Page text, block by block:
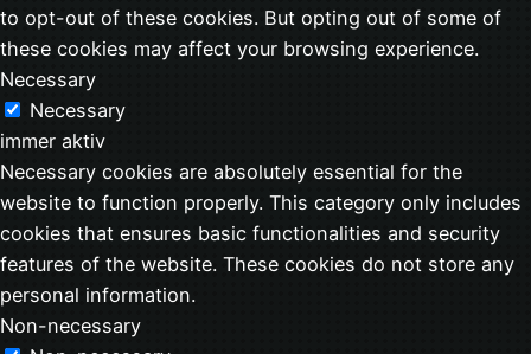
to opt-out of these cookies. But opting out of some of
these cookies may affect your browsing experience.
Necessary
Necessary
immer aktiv
Necessary cookies are absolutely essential for the
website to function properly. This category only includes
cookies that ensures basic functionalities and security
features of the website. These cookies do not store any
personal information.
Non-necessary